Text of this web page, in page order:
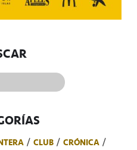
CLUB
CRÓNICA